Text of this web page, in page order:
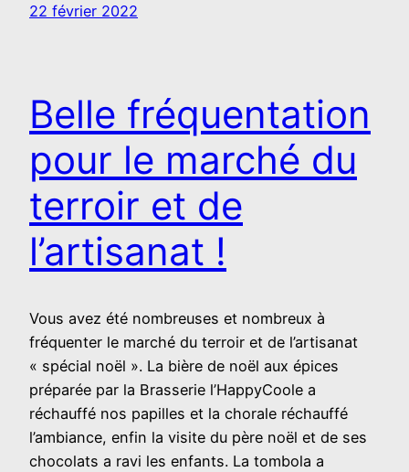
22 février 2022
Belle fréquentation
pour le marché du
terroir et de
l’artisanat !
Vous avez été nombreuses et nombreux à
fréquenter le marché du terroir et de l’artisanat
« spécial noël ». La bière de noël aux épices
préparée par la Brasserie l’HappyCoole a
réchauffé nos papilles et la chorale réchauffé
l’ambiance, enfin la visite du père noël et de ses
chocolats a ravi les enfants. La tombola a